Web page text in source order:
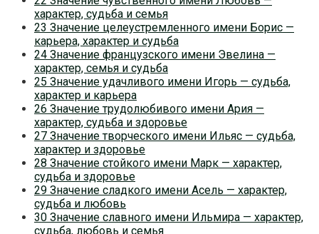
характер, судьба и семья
23 Значение целеустремленного имени Борис —
карьера, характер и судьба
24 Значение французского имени Эвелина —
характер, семья и судьба
25 Значение удачливого имени Игорь — судьба,
характер и карьера
26 Значение трудолюбивого имени Ария —
характер, судьба и здоровье
27 Значение творческого имени Ильяс — судьба,
характер и здоровье
28 Значение стойкого имени Марк — характер,
судьба и здоровье
29 Значение сладкого имени Асель — характер,
судьба и любовь
30 Значение славного имени Ильмира — характер,
судьба, любовь и семья